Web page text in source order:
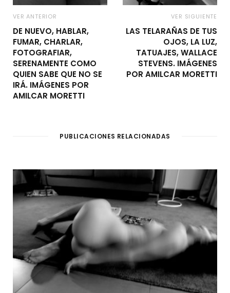
VER ANTERIOR
DE NUEVO, HABLAR,
FUMAR, CHARLAR,
FOTOGRAFIAR,
SERENAMENTE COMO
QUIEN SABE QUE NO SE
IRÁ. IMÁGENES POR
AMILCAR MORETTI
VER SIGUIENTE
LAS TELARAÑAS DE TUS
OJOS, LA LUZ,
TATUAJES, WALLACE
STEVENS. IMÁGENES
POR AMILCAR MORETTI
PUBLICACIONES RELACIONADAS